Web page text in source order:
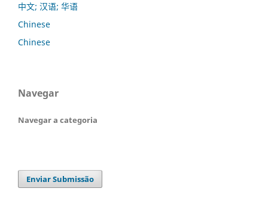
中文; 汉语; 华语
Chinese
Chinese
Navegar
Navegar a categoria
Enviar Submissão